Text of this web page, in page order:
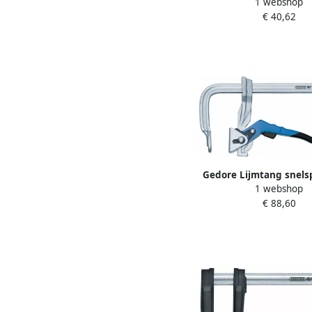
120 X 2000 Mm (DIS-
1401203
€ 40,62
Gedore Lijmtang
300 MM 1070371
1 webshop
€ 88,60